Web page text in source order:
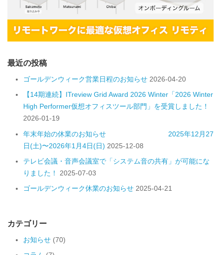
最近の投稿
ゴールデンウィーク営業日程のお知らせ 2026-04-20
【14期連続】ITreview Grid Award 2026 Winter「2026 Winter
High Performer仮想オフィスツール部門」を受賞しました！
2026-01-19
年末年始の休業のお知らせ 2025年12月27
日(土)〜2026年1月4日(日) 2025-12-08
テレビ会議・音声会議室で「システム音の共有」が可能にな
りました！
2025-07-03
ゴールデンウィーク休業のお知らせ 2025-04-21
カテゴリー
お知らせ (70)